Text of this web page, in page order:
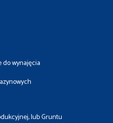
do wynajęcia
lub Gruntu